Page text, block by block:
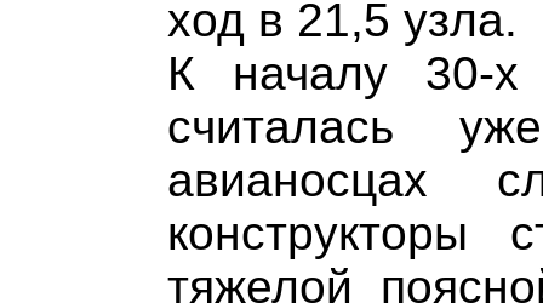
ход в 21,5 узла.
К началу 30-х
считалась
авианосцах
конструкторы
тяжелой